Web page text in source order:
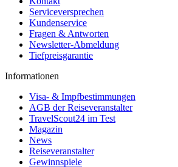
Serviceversprechen
Kundenservice
Fragen & Antworten
Newsletter-Abmeldung
Tiefpreisgarantie
Informationen
Visa- & Impfbestimmungen
AGB der Reiseveranstalter
TravelScout24 im Test
Magazin
News
Reiseveranstalter
Gewinnspiele